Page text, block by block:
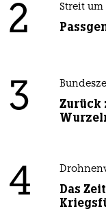
2 Streit um
3
Zurück
4
Das